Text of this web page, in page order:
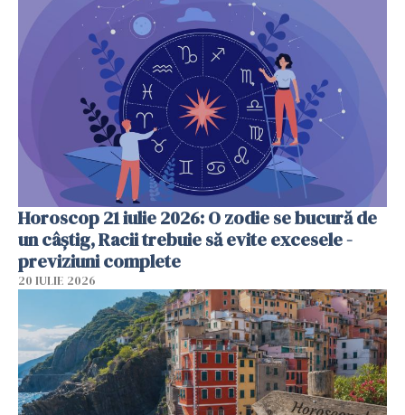
Horoscop 21 iulie 2026: O zodie se bucură de
un câștig, Racii trebuie să evite excesele -
previziuni complete
20 IULIE 2026